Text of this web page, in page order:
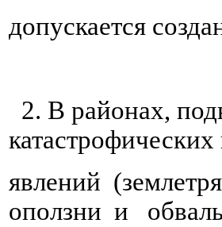
допускается
2. В районах,
явлений
оползни и